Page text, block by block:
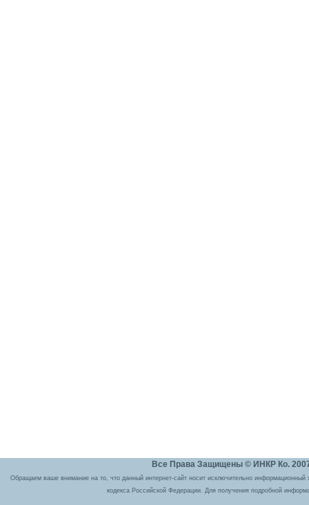
Все Права Защищены © ИНКР Ко.
Обращаем ваше внимание на то, что данный интернет-сайт носит исключительно
кодекса Российской Федерации. Для получения подробной